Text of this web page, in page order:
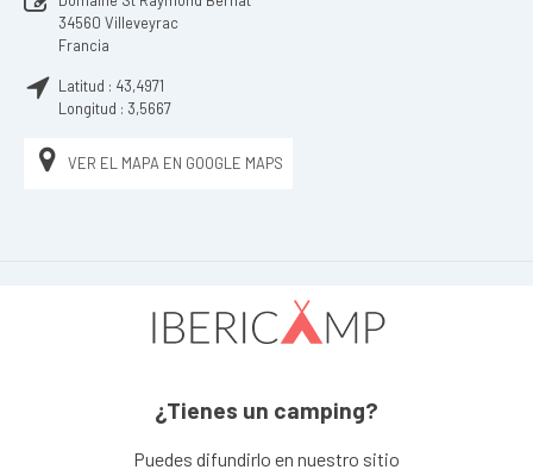
34560 Villeveyrac
Francia
Latitud : 43,4971
Longitud : 3,5667
VER EL MAPA EN GOOGLE MAPS
¿Tienes un camping?
Puedes difundirlo en nuestro sitio